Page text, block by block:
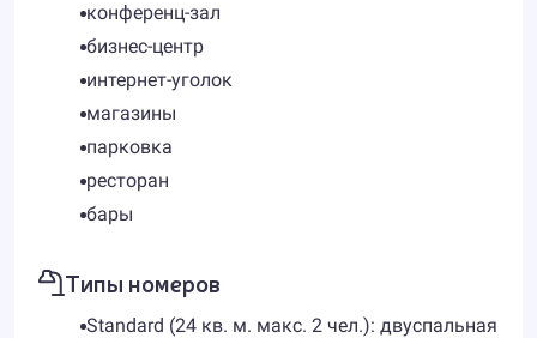
конференц-зал
бизнес-центр
интернет-уголок
магазины
парковка
ресторан
бары
Типы номеров
Standard (24 кв. м. макс. 2 чел.): двуспальная